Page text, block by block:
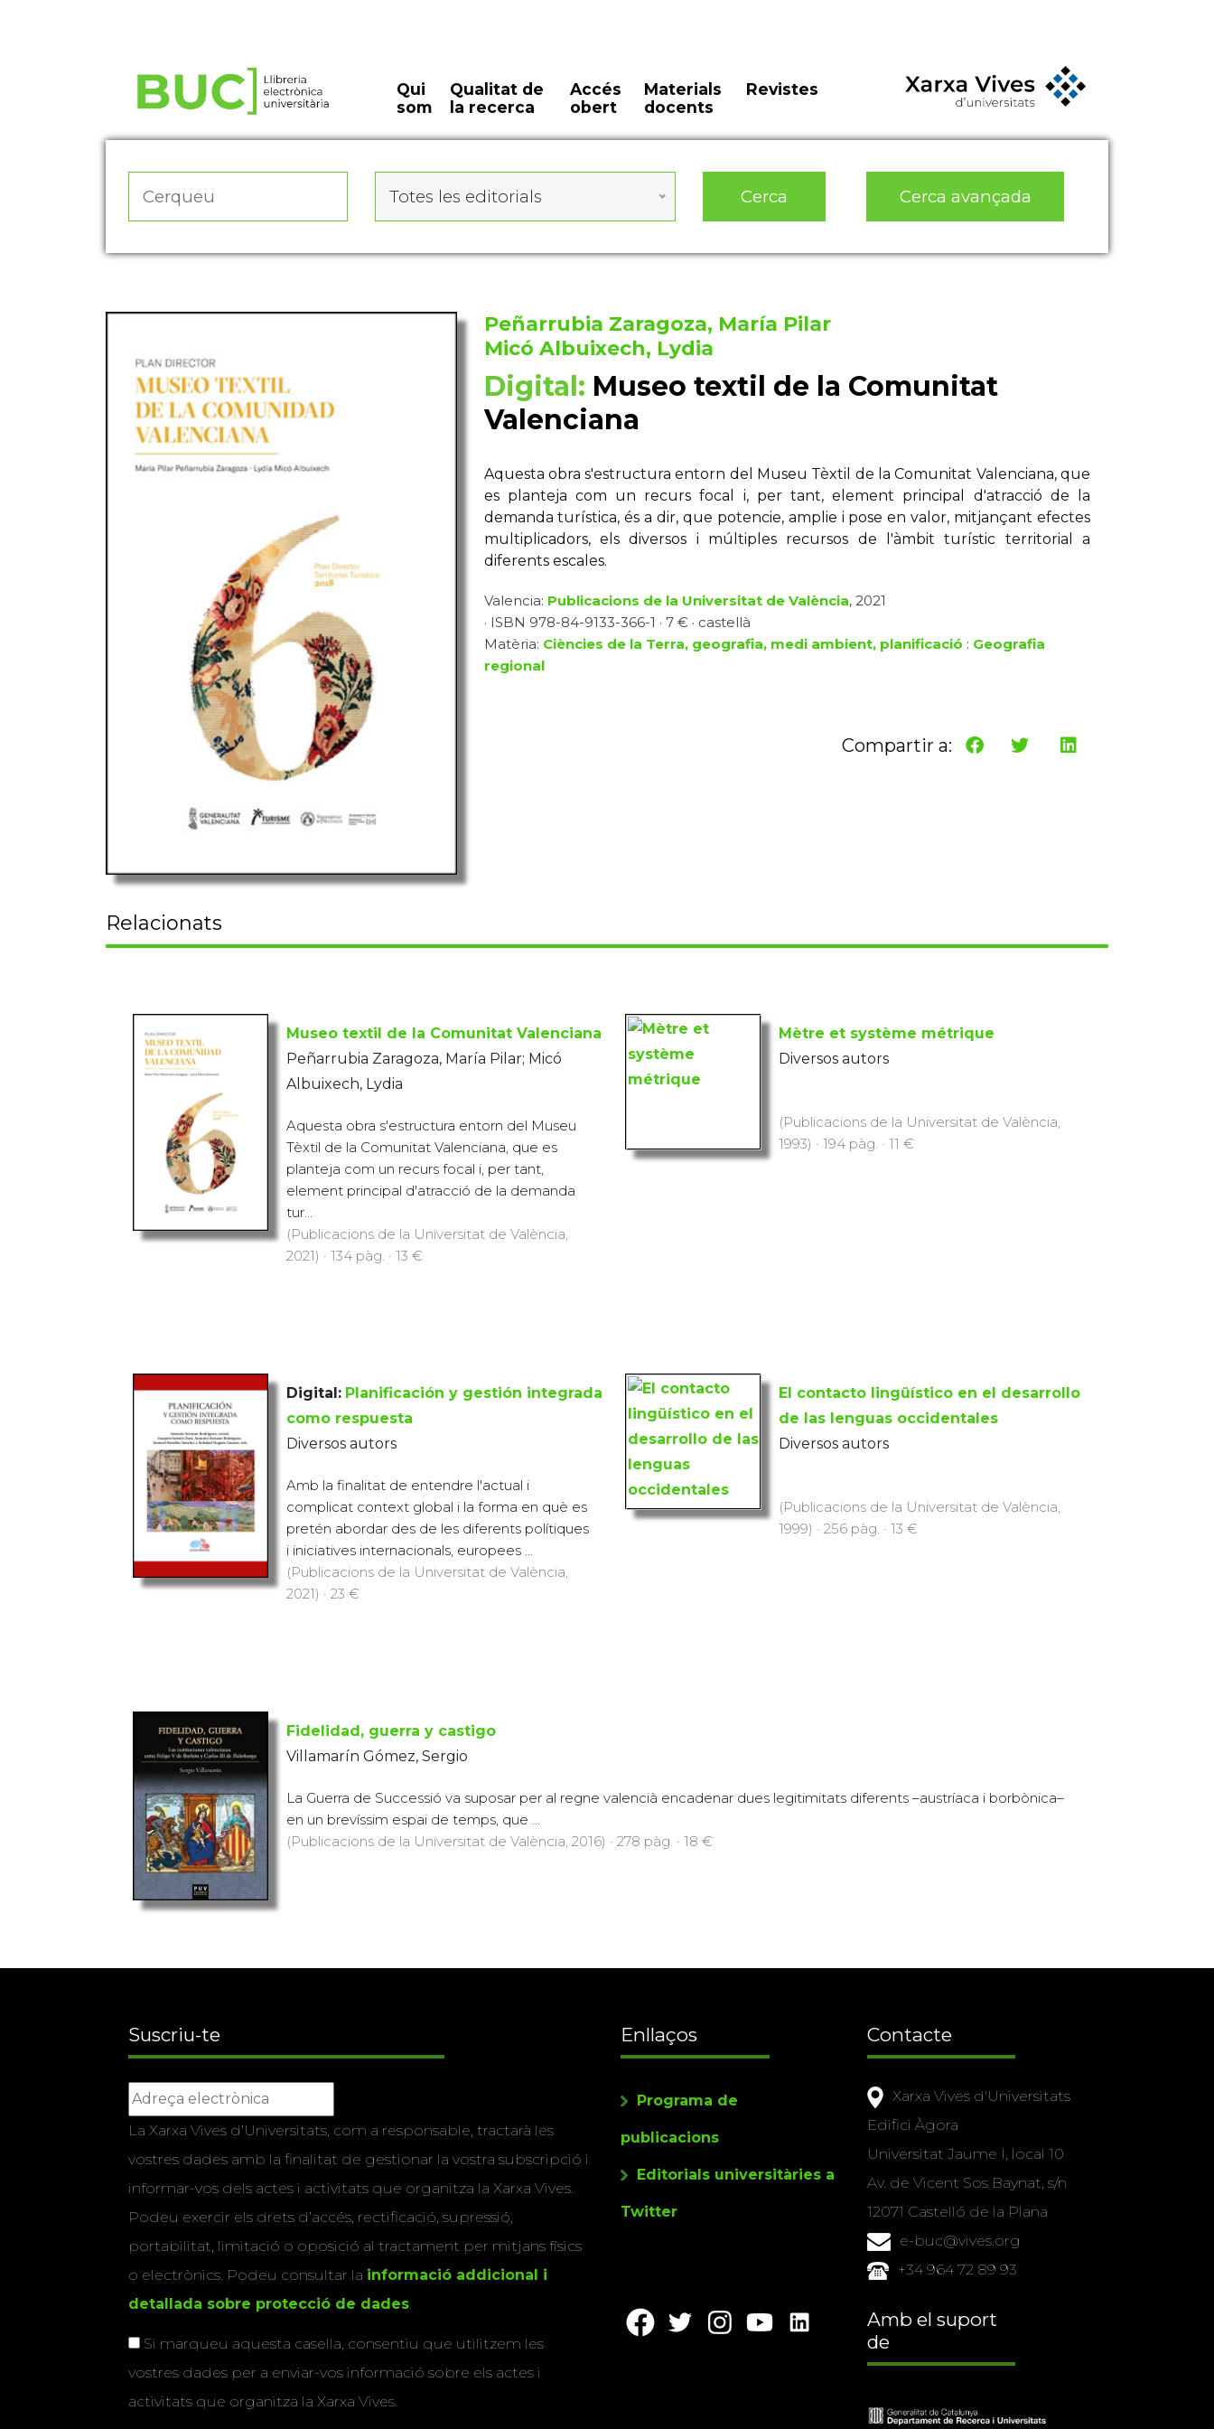
Qui
som
Qualitat de
la recerca
Accés
obert
Materials
docents
Revistes
Totes les editorials Cerca Cerca avançada
Peñarrubia Zaragoza, María Pilar
Micó Albuixech, Lydia
Digital: Museo textil de la Comunitat
Valenciana
Aquesta obra s'estructura entorn del Museu Tèxtil de la Comunitat Valenciana, que
es planteja com un recurs focal i, per tant, element principal d'atracció de la
demanda turística, és a dir, que potencie, amplie i pose en valor, mitjançant efectes
multiplicadors, els diversos i múltiples recursos de l'àmbit turístic territorial a
diferents escales.
Valencia: Publicacions de la Universitat de València, 2021
· ISBN 978-84-9133-366-1 · 7 € · castellà
Matèria: Ciències de la Terra, geografia, medi ambient, planificació : Geografia
regional
Compartir a:
Relacionats
Museo textil de la Comunitat Valenciana
Peñarrubia Zaragoza, María Pilar; Micó
Albuixech, Lydia
Aquesta obra s'estructura entorn del Museu
Tèxtil de la Comunitat Valenciana, que es
planteja com un recurs focal i, per tant,
element principal d'atracció de la demanda
tur...
(Publicacions de la Universitat de València,
2021) · 134 pàg. · 13 €
Mètre et système métrique
Diversos autors
(Publicacions de la Universitat de València,
1993) · 194 pàg. · 11 €
Digital: Planificación y gestión integrada
como respuesta
Diversos autors
Amb la finalitat de entendre l'actual i
complicat context global i la forma en què es
pretén abordar des de les diferents polítiques
i iniciatives internacionals, europees ...
(Publicacions de la Universitat de València,
2021) · 23 €
El contacto lingüístico en el desarrollo
de las lenguas occidentales
Diversos autors
(Publicacions de la Universitat de València,
1999) · 256 pàg. · 13 €
Fidelidad, guerra y castigo
Villamarín Gómez, Sergio
La Guerra de Successió va suposar per al regne valencià encadenar dues legitimitats diferents –austríaca i borbònica–
en un brevíssim espai de temps, que ...
(Publicacions de la Universitat de València, 2016) · 278 pàg. · 18 €
Suscriu-te
La Xarxa Vives d’Universitats, com a responsable, tractarà les
vostres dades amb la finalitat de gestionar la vostra subscripció i
informar-vos dels actes i activitats que organitza la Xarxa Vives.
Podeu exercir els drets d’accés, rectificació, supressió,
portabilitat, limitació o oposició al tractament per mitjans físics
o electrònics. Podeu consultar la informació addicional i
detallada sobre protecció de dades
Si marqueu aquesta casella, consentiu que utilitzem les
vostres dades per a enviar-vos informació sobre els actes i
activitats que organitza la Xarxa Vives.
Enllaços
Programa de
publicacions
Editorials universitàries a
Twitter
Contacte
Xarxa Vives d'Universitats
Edifici Àgora
Universitat Jaume I, local 10
Av. de Vicent Sos Baynat, s/n
12071 Castelló de la Plana
e-buc@vives.org
+34 964 72 89 93
Amb el suport
de